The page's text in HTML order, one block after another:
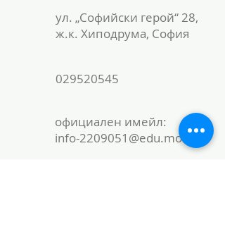
ул. „Софийски герой“ 28,
ж.к. Хиподрума, София
029520545
официален имейл:
info-2209051@edu.mon.bg